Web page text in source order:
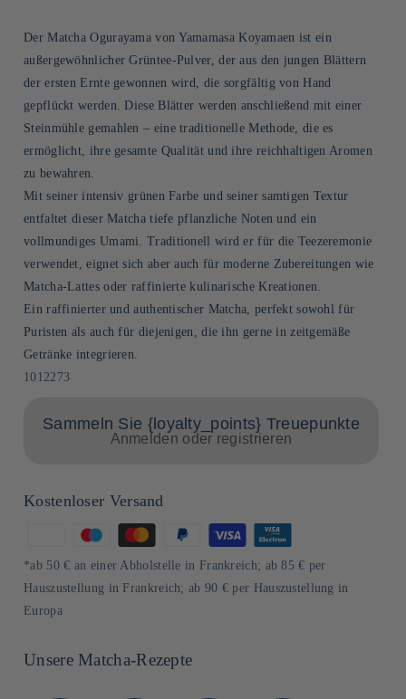
Der Matcha Ogurayama von Yamamasa Koyamaen ist ein
außergewöhnlicher Grüntee-Pulver, der aus den jungen Blättern
der ersten Ernte gewonnen wird, die sorgfältig von Hand
gepflückt werden. Diese Blätter werden anschließend mit einer
Steinmühle gemahlen – eine traditionelle Methode, die es
ermöglicht, ihre gesamte Qualität und ihre reichhaltigen Aromen
zu bewahren.
Mit seiner intensiv grünen Farbe und seiner samtigen Textur
entfaltet dieser Matcha tiefe pflanzliche Noten und ein
vollmundiges Umami. Traditionell wird er für die Teezeremonie
verwendet, eignet sich aber auch für moderne Zubereitungen wie
Matcha-Lattes oder raffinierte kulinarische Kreationen.
Ein raffinierter und authentischer Matcha, perfekt sowohl für
Puristen als auch für diejenigen, die ihn gerne in zeitgemäße
Getränke integrieren.
SKU:
1012273
Sammeln Sie {loyalty_points} Treuepunkte
Anmelden oder registrieren
Kostenloser Versand
Zahlungsmethoden
*ab 50 € an einer Abholstelle in Frankreich; ab 85 € per
Hauszustellung in Frankreich; ab 90 € per Hauszustellung in
Europa
Unsere Matcha-Rezepte